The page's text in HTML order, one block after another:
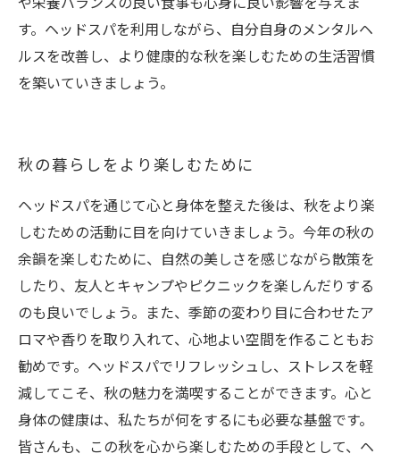
す。ヘッドスパを利用しながら、自分自身のメンタルヘ
ルスを改善し、より健康的な秋を楽しむための生活習慣
を築いていきましょう。
秋の暮らしをより楽しむために
ヘッドスパを通じて心と身体を整えた後は、秋をより楽
しむための活動に目を向けていきましょう。今年の秋の
余韻を楽しむために、自然の美しさを感じながら散策を
したり、友人とキャンプやピクニックを楽しんだりする
のも良いでしょう。また、季節の変わり目に合わせたア
ロマや香りを取り入れて、心地よい空間を作ることもお
勧めです。ヘッドスパでリフレッシュし、ストレスを軽
減してこそ、秋の魅力を満喫することができます。心と
身体の健康は、私たちが何をするにも必要な基盤です。
皆さんも、この秋を心から楽しむための手段として、ヘ